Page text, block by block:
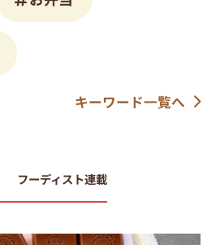
キーワード一覧へ
フーディスト連載